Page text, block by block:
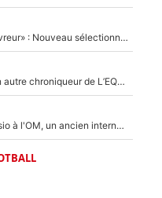
«Plus grand, je ferai chauffeur-livreur» : Nouveau sélectionneur des Bleus, Zinédine Zidane s’était imaginé un avenir très différent lorsqu'il était enfant
Johan Micoud en conflit avec un autre chroniqueur de L’EQUIPE du Soir : «Pendant un moment, je ne les ai pas remis ensemble dans l'émission»
Proche de rejoindre Bruno Genesio à l'OM, un ancien international français va finalement débarquer... sur RMC !